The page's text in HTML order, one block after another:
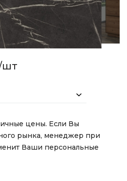
шт
цены. Если Вы
рынка, менеджер при
Ваши персональные